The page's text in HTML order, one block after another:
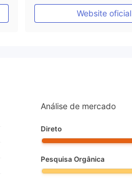
Autopesquisa
Website oficial
Análise de mercado
Direto
Pesquisa Orgânica